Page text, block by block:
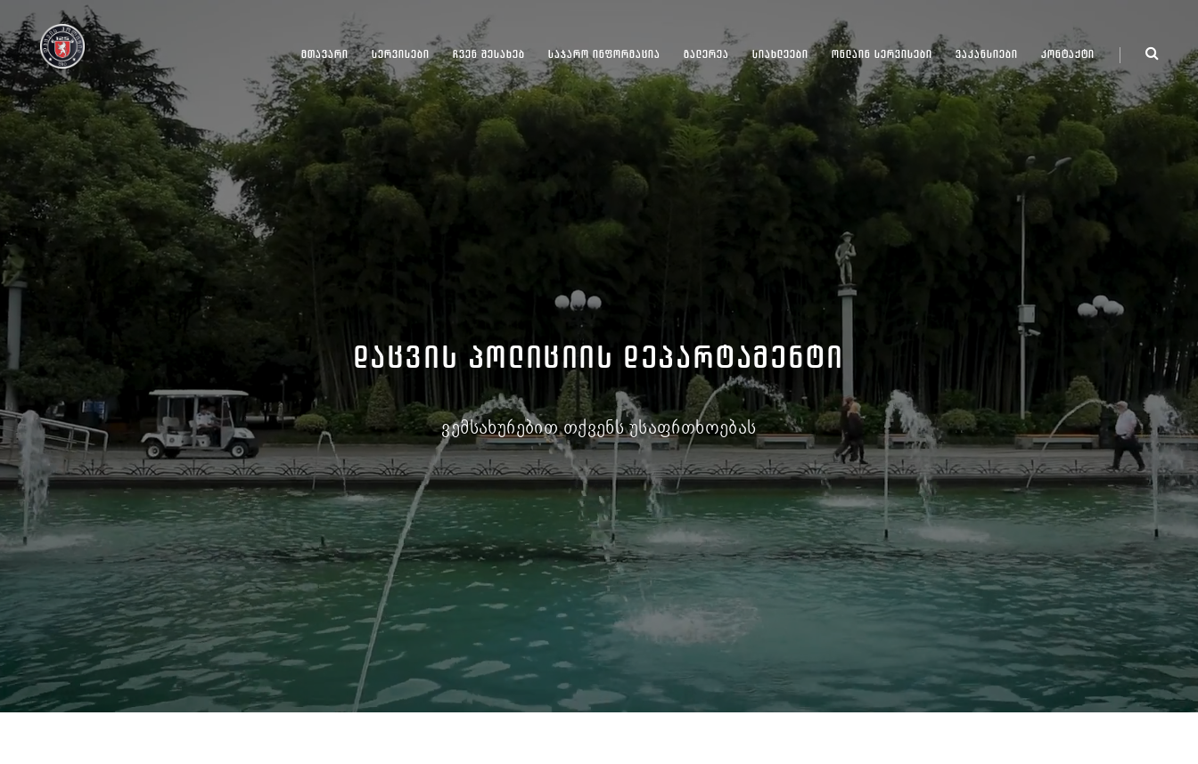
ᲛᲗᲐᲕᲐᲠᲘ ᲡᲔᲠᲕᲘᲡᲔᲑᲘ ᲩᲕᲔᲜ ᲨᲔᲡᲐᲮᲔᲑ ᲡᲐᲯᲐᲠᲝ ᲘᲜᲤᲝᲠᲛᲐᲪᲘᲐ ᲒᲐᲚᲔᲠᲔᲐ ᲡᲘᲐᲮᲚᲔᲔᲑᲘ ᲝᲜᲚᲐᲘᲜ ᲡᲔᲠᲕᲘᲡᲔᲑᲘ ᲕᲐᲙᲐᲜᲡᲘᲔᲑᲘ ᲙᲝᲜᲢᲐᲥᲢᲘ
ᲓᲐᲪᲕᲘᲡ ᲞᲝᲚᲘᲪᲘᲘᲡ ᲓᲔᲞᲐᲠᲢᲐᲛᲔᲜᲢᲘ
ვემსახურებით თქვენს უსაფრთხოებას